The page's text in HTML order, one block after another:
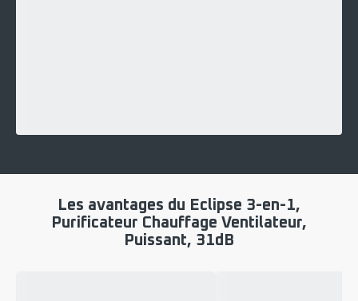
Les avantages du Eclipse 3-en-1,
Purificateur Chauffage Ventilateur,
Puissant, 31dB